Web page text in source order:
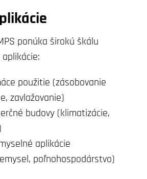
ponúka širokú škálu
použitie (zásobovanie
zavlažovanie)
budovy (klimatizácie,
aplikácie
poľnohospodárstvo)